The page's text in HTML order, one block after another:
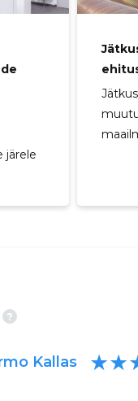
järele
?
Kallas